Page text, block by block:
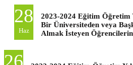
28
Haz
2023-2024 Eğitim Öğretim
Bir Üniversiteden veya
Almak İsteyen